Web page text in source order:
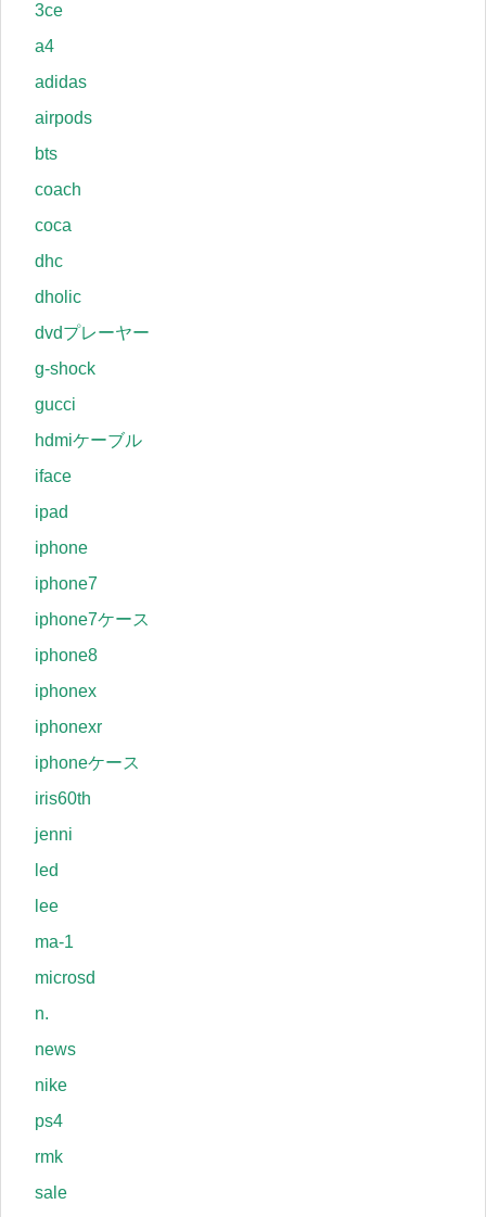
3ce
a4
adidas
airpods
bts
coach
coca
dhc
dholic
dvdプレーヤー
g-shock
gucci
hdmiケーブル
iface
ipad
iphone
iphone7
iphone7ケース
iphone8
iphonex
iphonexr
iphoneケース
iris60th
jenni
led
lee
ma-1
microsd
n.
news
nike
ps4
rmk
sale